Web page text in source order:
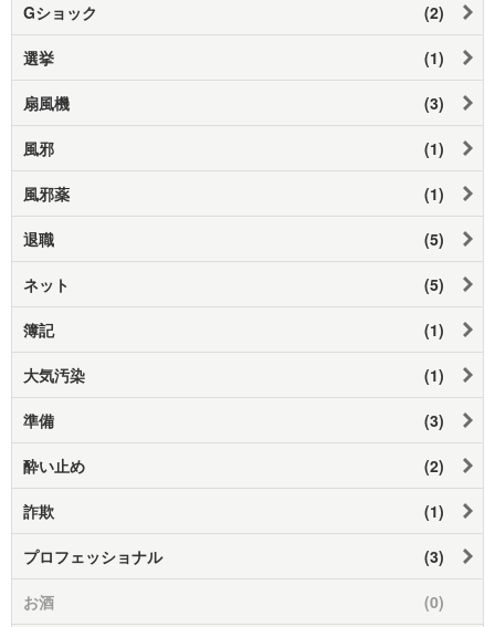
Gショック (2)
選挙 (1)
扇風機 (3)
風邪 (1)
風邪薬 (1)
退職 (5)
ネット (5)
簿記 (1)
大気汚染 (1)
準備 (3)
酔い止め (2)
詐欺 (1)
プロフェッショナル (3)
お酒 (0)